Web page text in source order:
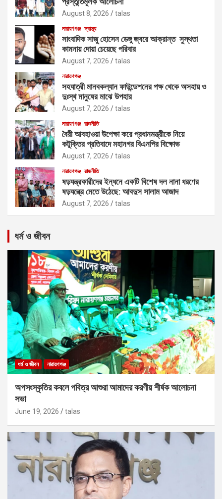
August 8, 2026 talas
নারায়ণগঞ্জ স্বাস্থ্য
সাংবাদিক সাজু হোসেন ডেঙ্গু জ্বরে আক্রান্ত সুস্থতা
কামনায় দোয়া চেয়েছে পরিবার
August 7, 2026 talas
নারায়ণগঞ্জ
সহযাত্রী মানবকল্যান ফাউন্ডেশনের পক্ষ থেকে অসহায় ও
দুঃস্থ মানুষের মাঝে উপহার
August 7, 2026 talas
নারায়ণগঞ্জ রাজনীতি
বৈরী আবহাওয়া উপেক্ষা করে প্রধানমন্ত্রীকে নিয়ে
কটূক্তির প্রতিবাদে মহানগর বিএনপির বিক্ষোভ
August 7, 2026 talas
নারায়ণগঞ্জ রাজনীতি
ষড়যন্ত্রকারীদের ইন্ধনে একটি বিশেষ দল নানা ধরণের
ষড়যন্ত্রে মেতে উঠেছে: আবদুস সালাম আজাদ
August 7, 2026 talas
ধর্ম ও জীবন
ধর্ম ও জীবন নারায়ণগঞ্জ
অপসংস্কৃতির কবলে পবিত্র আশুরা আমাদের করণীয় শীর্ষক আলোচনা
সভা
June 19, 2026 talas